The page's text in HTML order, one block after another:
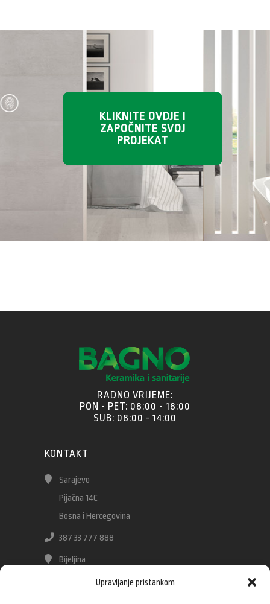
Upravljanje pristankom
KLIKNITE OVDJE I
ZAPOČNITE SVOJ
PROJEKAT
RADNO VRIJEME:
PON - PET: 08:00 - 18:00
SUB: 08:00 - 14:00
KONTAKT
Sarajevo
Pijačna 14C
Bosna i Hercegovina
387 33 777 888
Bijeljina
Stefana Dečanskog 103